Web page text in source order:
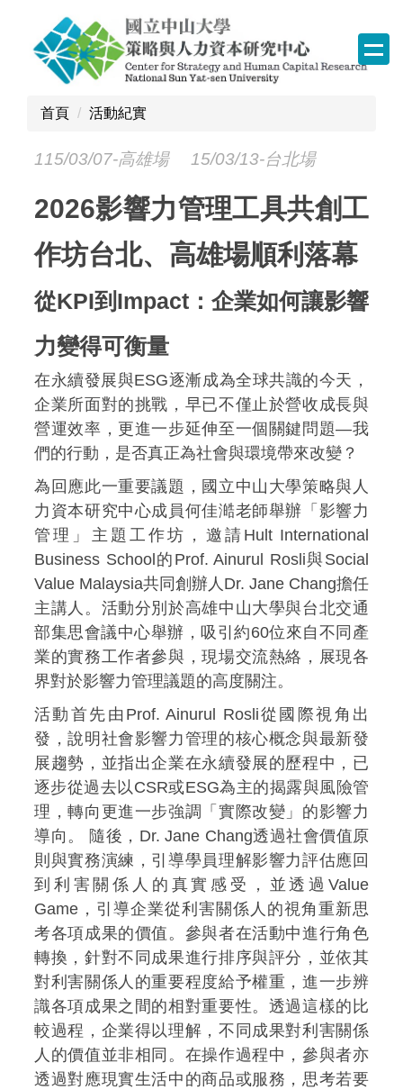
首頁 活動紀實
115/03/07-高雄場 15/03/13-台北場
2026影響力管理工具共創工
作坊台北、高雄場順利落幕
從KPI到Impact：企業如何讓影響
力變得可衡量
在永續發展與ESG逐漸成為全球共識的今天，
企業所面對的挑戰，早已不僅止於營收成長與
營運效率，更進一步延伸至一個關鍵問題—我
們的行動，是否真正為社會與環境帶來改變？
為回應此一重要議題，國立中山大學策略與人
力資本研究中心成員何佳澔老師舉辦「影響力
管理」主題工作坊，邀請Hult International
Business School的Prof. Ainurul Rosli與Social
Value Malaysia共同創辦人Dr. Jane Chang擔任
主講人。活動分別於高雄中山大學與台北交通
部集思會議中心舉辦，吸引約60位來自不同產
業的實務工作者參與，現場交流熱絡，展現各
界對於影響力管理議題的高度關注。
活動首先由Prof. Ainurul Rosli從國際視角出
發，說明社會影響力管理的核心概念與最新發
展趨勢，並指出企業在永續發展的歷程中，已
逐步從過去以CSR或ESG為主的揭露與風險管
理，轉向更進一步強調「實際改變」的影響力
導向。 隨後，Dr. Jane Chang透過社會價值原
則與實務演練，引導學員理解影響力評估應回
到利害關係人的真實感受，並透過Value
Game，引導企業從利害關係人的視角重新思
考各項成果的價值。參與者在活動中進行角色
轉換，針對不同成果進行排序與評分，並依其
對利害關係人的重要程度給予權重，進一步辨
識各項成果之間的相對重要性。透過這樣的比
較過程，企業得以理解，不同成果對利害關係
人的價值並非相同。在操作過程中，參與者亦
透過對應現實生活中的商品或服務，思考若要